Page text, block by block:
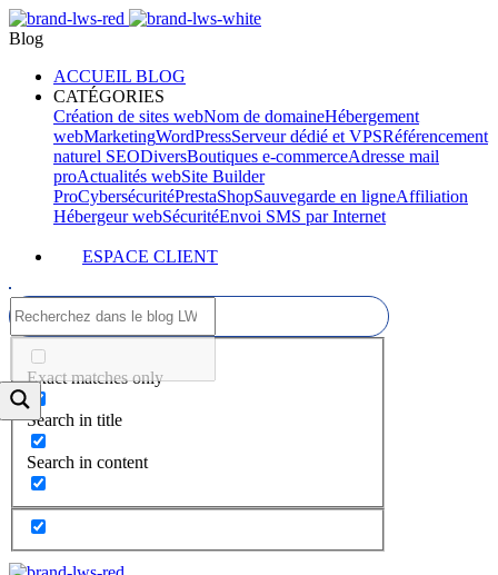
Blog
ACCUEIL BLOG
CATÉGORIES
Création de sites webNom de domaineHébergement
webMarketingWordPressServeur dédié et VPSRéférencement
naturel SEODiversBoutiques e-commerceAdresse mail
proActualités webSite Builder
ProCybersécuritéPrestaShopSauvegarde en ligneAffiliation
Hébergeur webSécuritéEnvoi SMS par Internet
ESPACE CLIENT
Exact matches only
Search in title
Search in content